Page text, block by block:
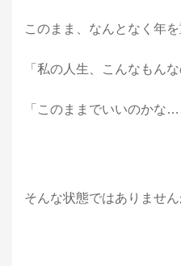
このまま、なんとなく年
「私の人生、こんなもん
「このままでいいのかな
そんな状態ではありません